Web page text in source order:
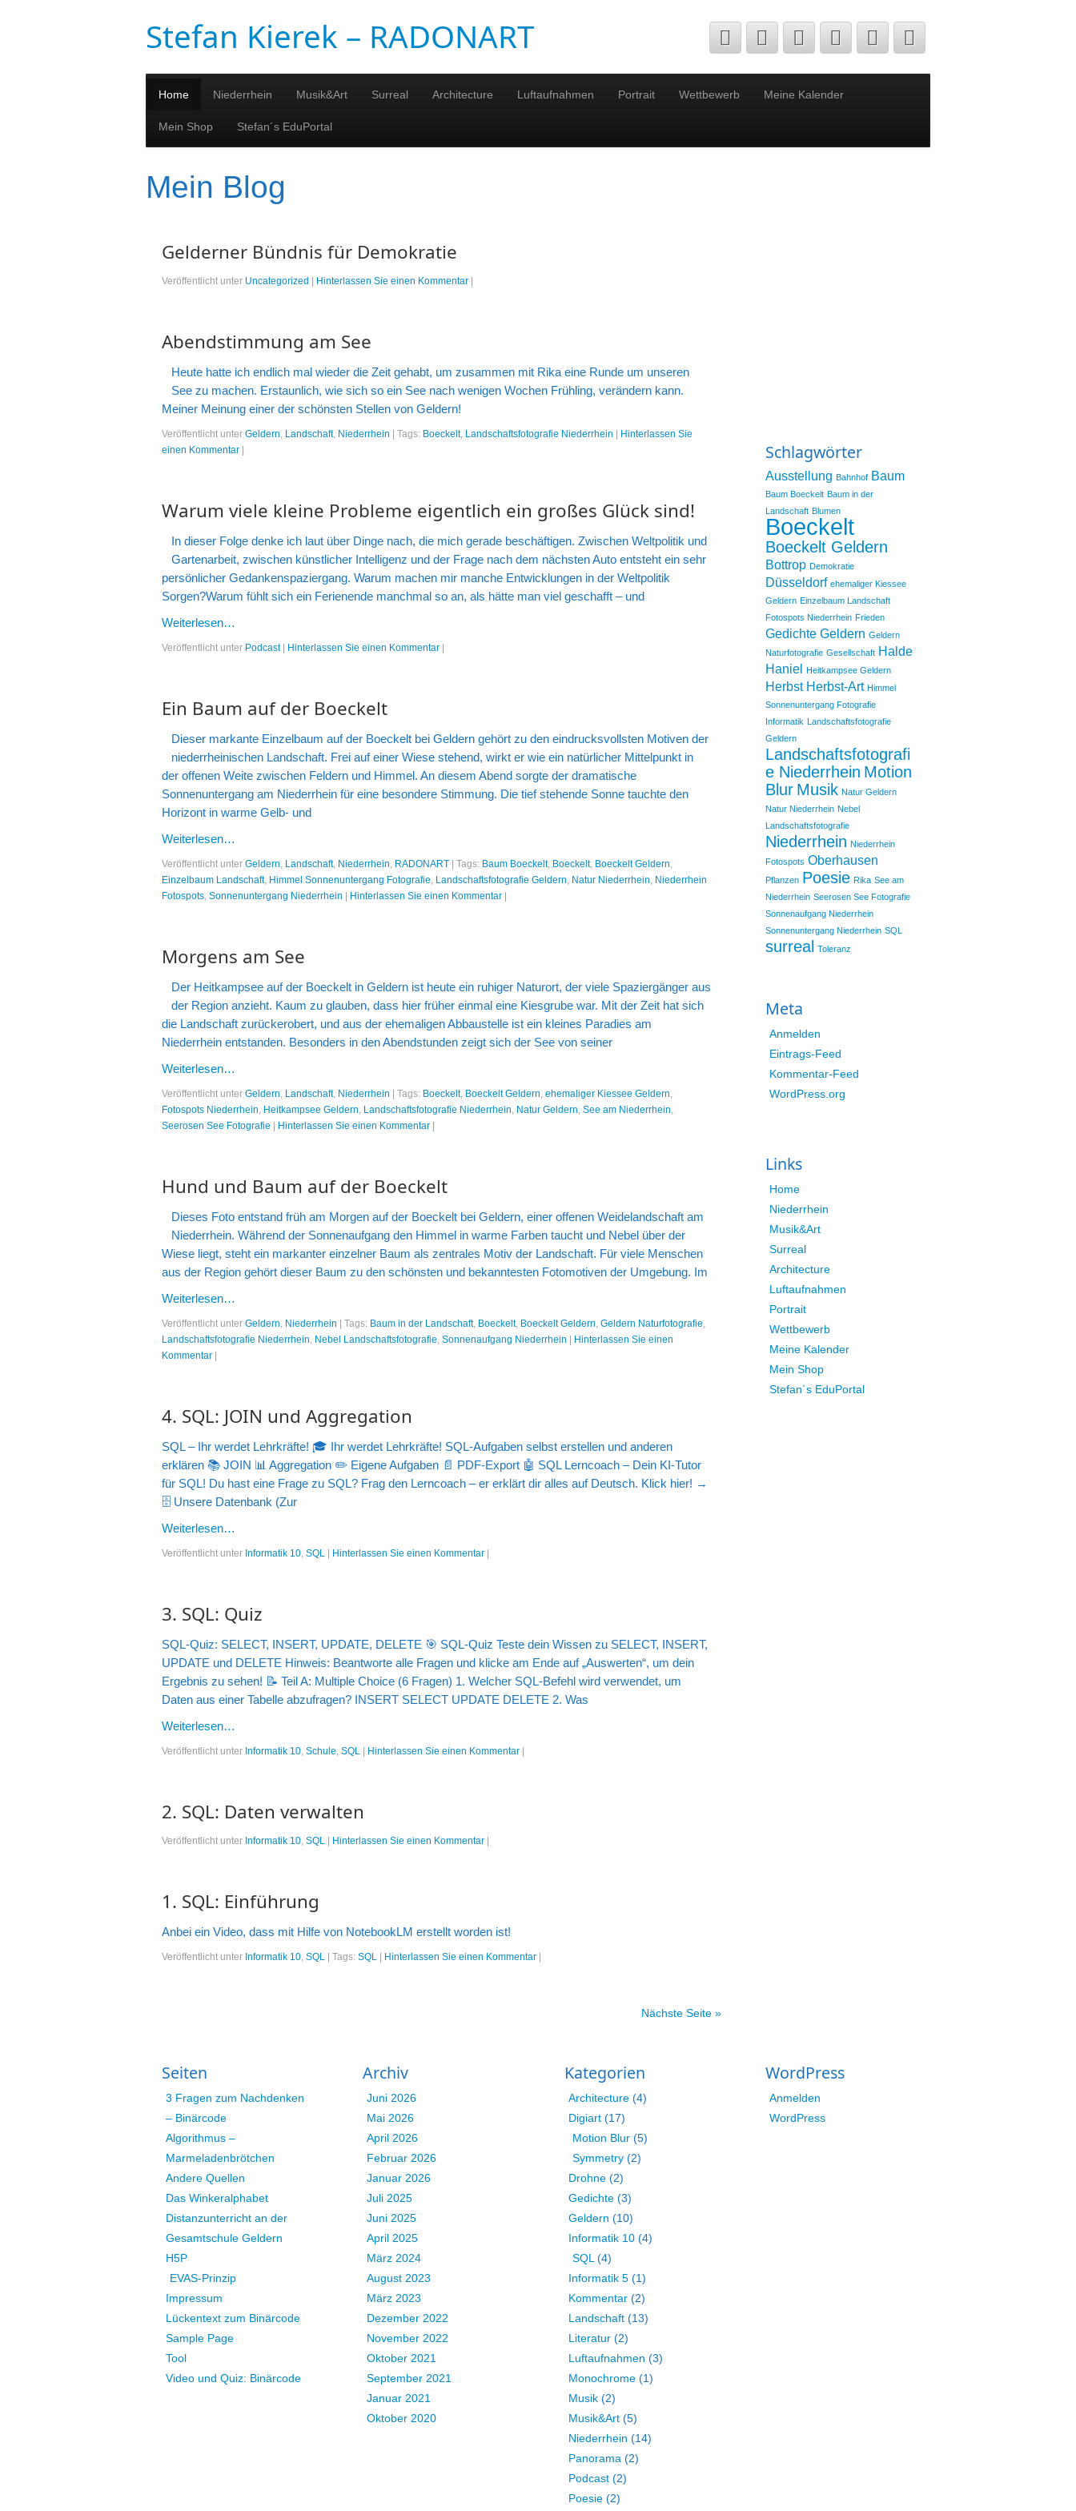
Stefan Kierek – RADONART
Home Niederrhein Musik&Art Surreal Architecture Luftaufnahmen Portrait Wettbewerb Meine Kalender
Mein Shop Stefan´s EduPortal
Mein Blog
Gelderner Bündnis für Demokratie
Veröffentlicht unter Uncategorized Hinterlassen Sie einen Kommentar
Abendstimmung am See
Heute hatte ich endlich mal wieder die Zeit gehabt, um zusammen mit Rika eine Runde um unseren
See zu machen. Erstaunlich, wie sich so ein See nach wenigen Wochen Frühling, verändern kann.
Meiner Meinung einer der schönsten Stellen von Geldern!
Veröffentlicht unter Geldern, Landschaft, Niederrhein Tags: Boeckelt, Landschaftsfotografie Niederrhein
Hinterlassen Sie
einen Kommentar
Warum viele kleine Probleme eigentlich ein großes Glück sind!
In dieser Folge denke ich laut über Dinge nach, die mich gerade beschäftigen. Zwischen Weltpolitik und
Gartenarbeit, zwischen künstlicher Intelligenz und der Frage nach dem nächsten Auto entsteht ein sehr
persönlicher Gedankenspaziergang. Warum machen mir manche Entwicklungen in der Weltpolitik
Sorgen?Warum fühlt sich ein Ferienende manchmal so an, als hätte man viel geschafft – und
Weiterlesen…
Veröffentlicht unter Podcast Hinterlassen Sie einen Kommentar
Ein Baum auf der Boeckelt
Dieser markante Einzelbaum auf der Boeckelt bei Geldern gehört zu den eindrucksvollsten Motiven der
niederrheinischen Landschaft. Frei auf einer Wiese stehend, wirkt er wie ein natürlicher Mittelpunkt in
der offenen Weite zwischen Feldern und Himmel. An diesem Abend sorgte der dramatische
Sonnenuntergang am Niederrhein für eine besondere Stimmung. Die tief stehende Sonne tauchte den
Horizont in warme Gelb- und
Weiterlesen…
Veröffentlicht unter Geldern, Landschaft, Niederrhein, RADONART Tags: Baum Boeckelt, Boeckelt, Boeckelt Geldern,
Einzelbaum Landschaft, Himmel Sonnenuntergang Fotografie, Landschaftsfotografie Geldern, Natur Niederrhein, Niederrhein
Fotospots, Sonnenuntergang Niederrhein Hinterlassen Sie einen Kommentar
Morgens am See
Der Heitkampsee auf der Boeckelt in Geldern ist heute ein ruhiger Naturort, der viele Spaziergänger aus
der Region anzieht. Kaum zu glauben, dass hier früher einmal eine Kiesgrube war. Mit der Zeit hat sich
die Landschaft zurückerobert, und aus der ehemaligen Abbaustelle ist ein kleines Paradies am
Niederrhein entstanden. Besonders in den Abendstunden zeigt sich der See von seiner
Weiterlesen…
Veröffentlicht unter Geldern, Landschaft, Niederrhein Tags: Boeckelt, Boeckelt Geldern, ehemaliger Kiessee Geldern,
Fotospots Niederrhein, Heitkampsee Geldern, Landschaftsfotografie Niederrhein, Natur Geldern, See am Niederrhein,
Seerosen See Fotografie
Hinterlassen Sie einen Kommentar
Hund und Baum auf der Boeckelt
Dieses Foto entstand früh am Morgen auf der Boeckelt bei Geldern, einer offenen Weidelandschaft am
Niederrhein. Während der Sonnenaufgang den Himmel in warme Farben taucht und Nebel über der
Wiese liegt, steht ein markanter einzelner Baum als zentrales Motiv der Landschaft. Für viele Menschen
aus der Region gehört dieser Baum zu den schönsten und bekanntesten Fotomotiven der Umgebung. Im
Weiterlesen…
Veröffentlicht unter Geldern, Niederrhein Tags: Baum in der Landschaft, Boeckelt, Boeckelt Geldern, Geldern Naturfotografie,
Landschaftsfotografie Niederrhein, Nebel Landschaftsfotografie, Sonnenaufgang Niederrhein
Hinterlassen Sie einen
Kommentar
4. SQL: JOIN und Aggregation
SQL – Ihr werdet Lehrkräfte! 🎓 Ihr werdet Lehrkräfte! SQL-Aufgaben selbst erstellen und anderen
erklären 📚 JOIN 📊 Aggregation ✏️ Eigene Aufgaben 📄 PDF-Export 🤖 SQL Lerncoach – Dein KI-Tutor
für SQL! Du hast eine Frage zu SQL? Frag den Lerncoach – er erklärt dir alles auf Deutsch. Klick hier! →
🗄️ Unsere Datenbank (Zur
Weiterlesen…
Veröffentlicht unter Informatik 10, SQL Hinterlassen Sie einen Kommentar
3. SQL: Quiz
SQL-Quiz: SELECT, INSERT, UPDATE, DELETE 🎯 SQL-Quiz Teste dein Wissen zu SELECT, INSERT,
UPDATE und DELETE Hinweis: Beantworte alle Fragen und klicke am Ende auf „Auswerten“, um dein
Ergebnis zu sehen! 📝 Teil A: Multiple Choice (6 Fragen) 1. Welcher SQL-Befehl wird verwendet, um
Daten aus einer Tabelle abzufragen? INSERT SELECT UPDATE DELETE 2. Was
Weiterlesen…
Veröffentlicht unter Informatik 10, Schule, SQL Hinterlassen Sie einen Kommentar
2. SQL: Daten verwalten
Veröffentlicht unter Informatik 10, SQL Hinterlassen Sie einen Kommentar
1. SQL: Einführung
Anbei ein Video, dass mit Hilfe von NotebookLM erstellt worden ist!
Veröffentlicht unter Informatik 10, SQL Tags: SQL Hinterlassen Sie einen Kommentar
Nächste Seite »
Schlagwörter
Ausstellung Bahnhof Baum
Baum Boeckelt Baum in der
Landschaft Blumen
Boeckelt
Boeckelt Geldern
Bottrop Demokratie
Düsseldorf ehemaliger Kiessee
Geldern Einzelbaum Landschaft
Fotospots Niederrhein Frieden
Gedichte Geldern Geldern
Naturfotografie Gesellschaft Halde
Haniel
Heitkampsee Geldern
Herbst Herbst-Art Himmel
Sonnenuntergang Fotografie
Informatik Landschaftsfotografie
Geldern
Landschaftsfotografi
e Niederrhein Motion
Blur Musik Natur Geldern
Natur Niederrhein Nebel
Landschaftsfotografie
Niederrhein Niederrhein
Fotospots Oberhausen
Pflanzen Poesie Rika See am
Niederrhein Seerosen See Fotografie
Sonnenaufgang Niederrhein
Sonnenuntergang Niederrhein SQL
surreal Toleranz
Meta
Anmelden
Eintrags-Feed
Kommentar-Feed
WordPress.org
Links
Home
Niederrhein
Musik&Art
Surreal
Architecture
Luftaufnahmen
Portrait
Wettbewerb
Meine Kalender
Mein Shop
Stefan´s EduPortal
Seiten
3 Fragen zum Nachdenken
– Binärcode
Algorithmus –
Marmeladenbrötchen
Andere Quellen
Das Winkeralphabet
Distanzunterricht an der
Gesamtschule Geldern
H5P
EVAS-Prinzip
Impressum
Lückentext zum Binärcode
Sample Page
Tool
Video und Quiz: Binärcode
Archiv
Juni 2026
Mai 2026
April 2026
Februar 2026
Januar 2026
Juli 2025
Juni 2025
April 2025
März 2024
August 2023
März 2023
Dezember 2022
November 2022
Oktober 2021
September 2021
Januar 2021
Oktober 2020
Kategorien
Architecture(4)
Digiart(17)
Motion Blur(5)
Symmetry(2)
Drohne(2)
Gedichte(3)
Geldern (10)
Informatik 10(4)
SQL (4)
Informatik 5(1)
Kommentar(2)
Landschaft(13)
Literatur(2)
Luftaufnahmen (3)
Monochrome(1)
Musik(2)
Musik&Art(5)
Niederrhein (14)
Panorama (2)
Podcast(2)
Poesie(2)
WordPress
Anmelden
WordPress